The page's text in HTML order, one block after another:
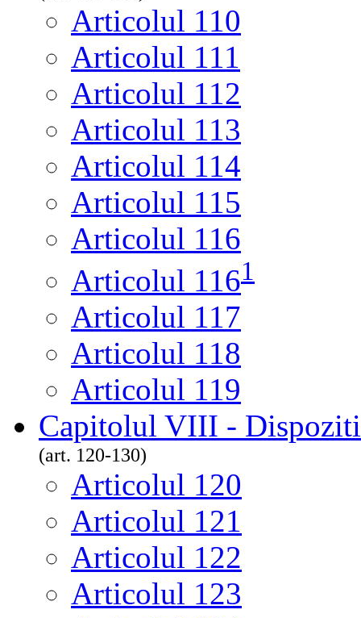
Articolul 110
Articolul 111
Articolul 112
Articolul 113
Articolul 114
Articolul 115
Articolul 116
Articolul 1161
Articolul 117
Articolul 118
Articolul 119
Capitolul VIII -
(art. 120-130)
Articolul 120
Articolul 121
Articolul 122
Articolul 123